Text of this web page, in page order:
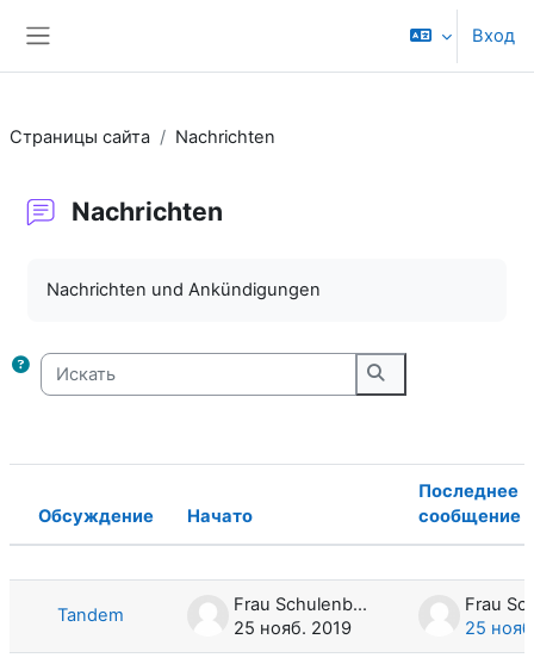
Вход
Страницы сайта Nachrichten
Nachrichten
Nachrichten und Ankündigungen
Искать
Искать
Статус
Обсуждение Начато
Последнее
сообщение
Tandem
Frau Schulenburg
25 нояб. 2019
25